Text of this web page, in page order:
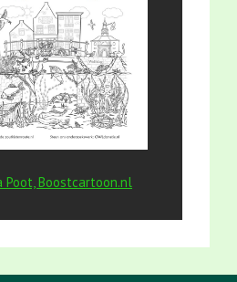
Poot, Boostcartoon.nl